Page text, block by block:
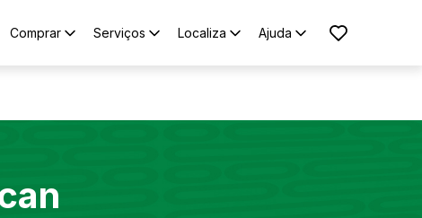
Comprar Serviços Localiza Ajuda